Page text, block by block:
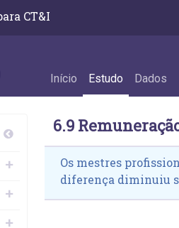
acadêmicos e
CT&I
Início Estudo Dados
6.9
Os mestres
diferença diminuiu